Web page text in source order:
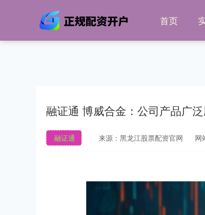
首页
融证通 博威合金：公司产品广
融证通 来源：黑龙江股票配资官网 网